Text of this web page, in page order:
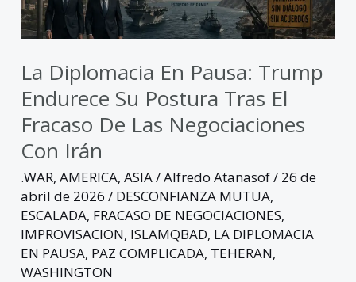
La Diplomacia En Pausa: Trump
Endurece Su Postura Tras El
Fracaso De Las Negociaciones
Con Irán
.WAR,AMERICA,ASIA/Alfredo Atanasof/ 26 de
abril de 2026/ DESCONFIANZA MUTUA,
ESCALADA, FRACASO DE NEGOCIACIONES,
IMPROVISACION, ISLAMQBAD, LA DIPLOMACIA
EN PAUSA, PAZ COMPLICADA, TEHERAN,
WASHINGTON
tras
el
fracaso
de
las
negociaciones
con
Irán